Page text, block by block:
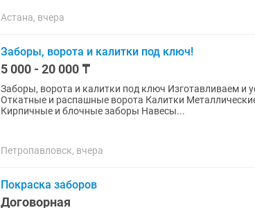
Астана, вчера
Заборы, ворота и калитки под ключ!
5 000 - 20 000 ₸
Заборы, ворота и калитки под ключ Изготавливаем и устанавливаем: Заборы жалюзи
Откатные и распашные ворота Калитки Металлические и комбинированные ограждения
Кирпичные и блочные заборы Навесы...
Петропавловск, вчера
Покраска заборов
Договорная